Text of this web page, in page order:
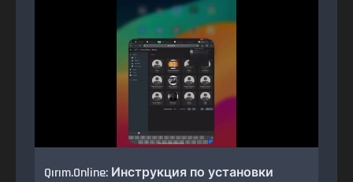
Qırım.Online: Инструкция по установки